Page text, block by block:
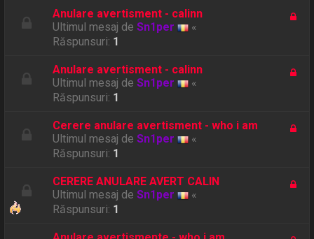
Anulare avertisment - calinn
Ultimul mesaj deSn1per
«
Răspunsuri: 1
Anulare avertisment - calinn
Ultimul mesaj deSn1per
«
Răspunsuri: 1
Cerere anulare avertisment - who i am
Ultimul mesaj deSn1per
«
Răspunsuri: 1
CERERE ANULARE AVERT CALIN
Ultimul mesaj deSn1per
«
Răspunsuri: 1